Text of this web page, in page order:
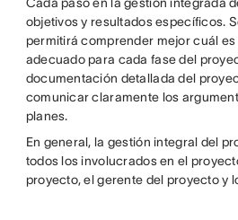
objetivos y resultados específicos.
permitirá comprender mejor cuál
adecuado para cada fase del
documentación detallada del
comunicar claramente los
planes.
En general, la gestión integral del
todos los involucrados en el
proyecto, el gerente del proyecto y